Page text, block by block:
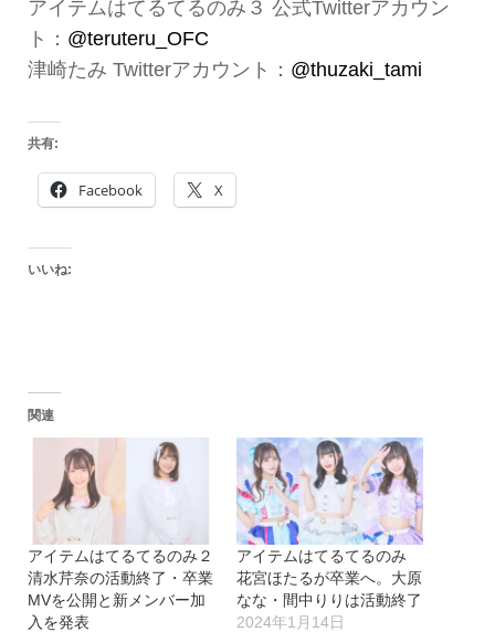
アイテムはてるてるのみ３ 公式Twitterアカウン
ト： @teruteru_OFC
津崎たみ Twitterアカウント： @thuzaki_tami
共有:
Facebook X
いいね:
関連
アイテムはてるてるのみ２
清水芹奈の活動終了・卒業
MVを公開と新メンバー加
入を発表
アイテムはてるてるのみ
花宮ほたるが卒業へ。大原
なな・間中りりは活動終了
2024年1月14日